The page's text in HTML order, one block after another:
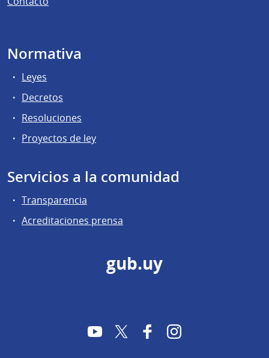
Normativa
Leyes
Decretos
Resoluciones
Proyectos de ley
Servicios a la comunidad
Transparencia
Acreditaciones prensa
gub.uy
YouTubeTwitter FacebookInstagram